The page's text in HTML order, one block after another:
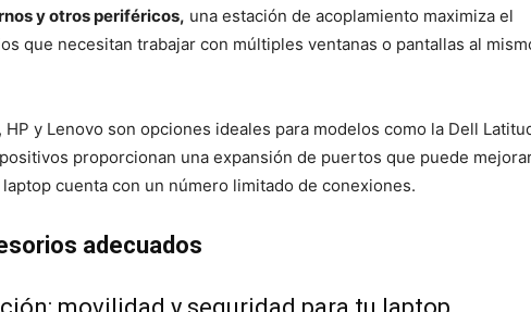
y otros periféricos, una estación de acoplamiento maximiza el
que necesitan trabajar con múltiples ventanas o pantallas al
y Lenovo son opciones ideales para modelos como la Dell
proporcionan una expansión de puertos que puede
cuenta con un número limitado de conexiones.
adecuados